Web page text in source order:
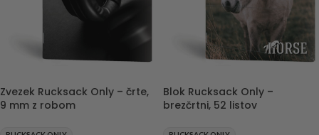
Zvezek Rucksack Only – črte,
9 mm z robom
Blok Rucksack Only –
brezčrtni, 52 listov